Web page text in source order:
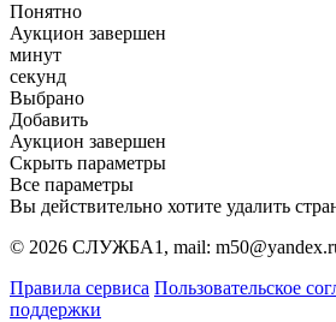
Понятно
Аукцион завершен
минут
секунд
Выбрано
Добавить
Аукцион завершен
Скрыть параметры
Все параметры
Вы действительно хотите удалить
© 2026 СЛУЖБА1, mail:
Правила сервиса Пользовательское
поддержки